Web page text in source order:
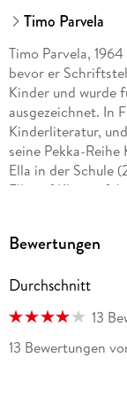
Timo Parvela
Timo Parvela,
bevor er
Kinder und wurde
ausgezeichnet. In
Kinderliteratur,
seine Pekka-
Ella in der Schule
Ella auf
Rennen (2013),
der Nacht (2015),
das Festkonzert
(2017), Ella und
Freunde als
Bewertungen
Durchschnitt
13
13 Bewertungen